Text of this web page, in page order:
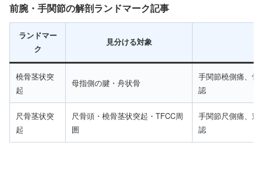
前腕・手関節の解剖ランドマーク記事
ランドマー
ク
見分ける対象
橈骨茎状突
起
母指側の腱・舟状骨
手関節橈側痛、骨
認
尺骨茎状突
起
尺骨頭・橈骨茎状突起・TFCC周
囲
手関節尺側痛、遠
認